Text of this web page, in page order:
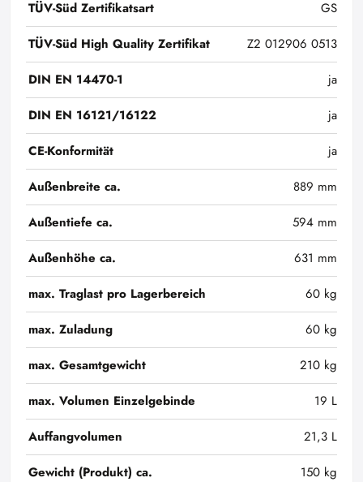
TÜV-Süd Zertifikatsart
GS
TÜV-Süd High Quality Zertifikat
Z2 012906 0513
DIN EN 14470-1
ja
DIN EN 16121/16122
ja
CE-Konformität
ja
Außenbreite ca.
889 mm
Außentiefe ca.
594 mm
Außenhöhe ca.
631 mm
max. Traglast pro Lagerbereich
60 kg
max. Zuladung
60 kg
max. Gesamtgewicht
210 kg
max. Volumen Einzelgebinde
19 L
Auffangvolumen
21,3 L
Gewicht (Produkt) ca.
150 kg